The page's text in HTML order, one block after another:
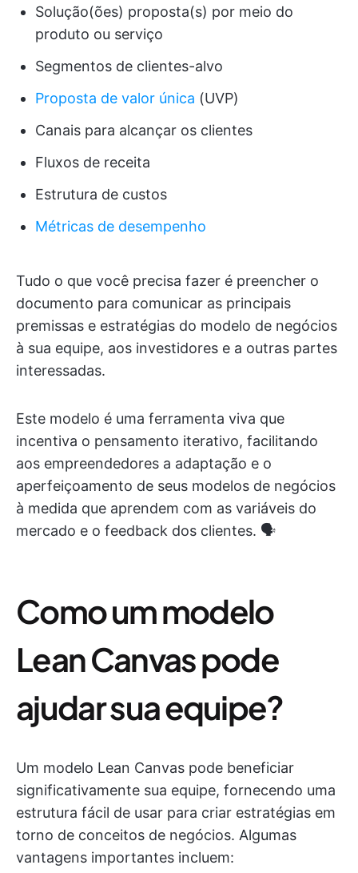
Solução(ões) proposta(s) por meio do
produto ou serviço
Segmentos de clientes-alvo
Proposta de valor única (UVP)
Canais para alcançar os clientes
Fluxos de receita
Estrutura de custos
Métricas de desempenho
Tudo o que você precisa fazer é preencher o
documento para comunicar as principais
premissas e estratégias do modelo de negócios
à sua equipe, aos investidores e a outras partes
interessadas.
Este modelo é uma ferramenta viva que
incentiva o pensamento iterativo, facilitando
aos empreendedores a adaptação e o
aperfeiçoamento de seus modelos de negócios
à medida que aprendem com as variáveis do
mercado e o feedback dos clientes. 🗣️
Como um modelo
Lean Canvas pode
ajudar sua equipe?
Um modelo Lean Canvas pode beneficiar
significativamente sua equipe, fornecendo uma
estrutura fácil de usar para criar estratégias em
torno de conceitos de negócios. Algumas
vantagens importantes incluem: